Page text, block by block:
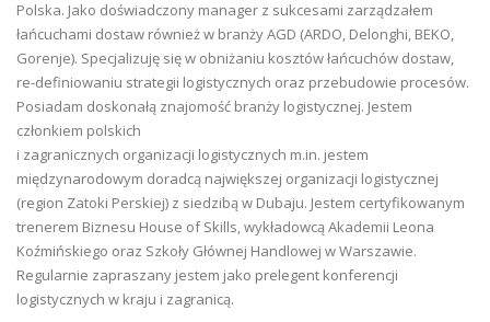
Polska. Jako doświadczony manager z sukcesami zarządzałem
łańcuchami dostaw również w branży AGD (ARDO, Delonghi, BEKO,
Gorenje). Specjalizuję się w obniżaniu kosztów łańcuchów dostaw,
re-definiowaniu strategii logistycznych oraz przebudowie procesów.
Posiadam doskonałą znajomość branży logistycznej. Jestem
członkiem polskich
i zagranicznych organizacji logistycznych m.in. jestem
międzynarodowym doradcą największej organizacji logistycznej
(region Zatoki Perskiej) z siedzibą w Dubaju. Jestem certyfikowanym
trenerem Biznesu House of Skills, wykładowcą Akademii Leona
Koźmińskiego oraz Szkoły Głównej Handlowej w Warszawie.
Regularnie zapraszany jestem jako prelegent konferencji
logistycznych w kraju i zagranicą.